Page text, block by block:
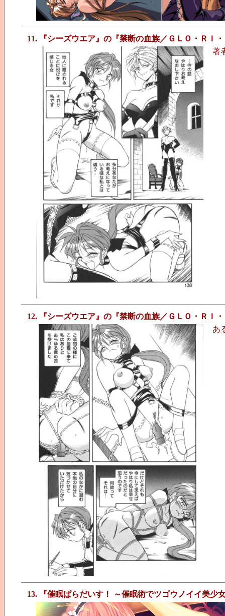
11. 『シーズウエア』の『禁断の血族／ＧＬＯ・ＲＩ
著
12. 『シーズウエア』の『禁断の血族／ＧＬＯ・ＲＩ
あ
13. 『催眠ぱらだいす！ ～催眠術でツゴウノイイ美少